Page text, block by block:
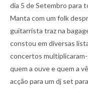
dia 5 de Setembro para
Manta com um folk
guitarrista traz na
constou em diversas
concertos
quem a ouve e quem a
acção para um dj set